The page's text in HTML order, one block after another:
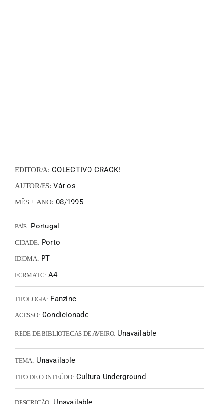
EDITOR/A: COLECTIVO CRACK!
AUTOR/ES: Vários
MÊS + ANO: 08/1995
PAÍS: Portugal
CIDADE: Porto
IDIOMA: PT
FORMATO: A4
TIPOLOGIA: Fanzine
ACESSO: Condicionado
REDE DE BIBLIOTECAS DE AVEIRO: Unavailable
TEMA: Unavailable
TIPO DE CONTEÚDO: Cultura Underground
DESCRIÇÃO: Unavailable